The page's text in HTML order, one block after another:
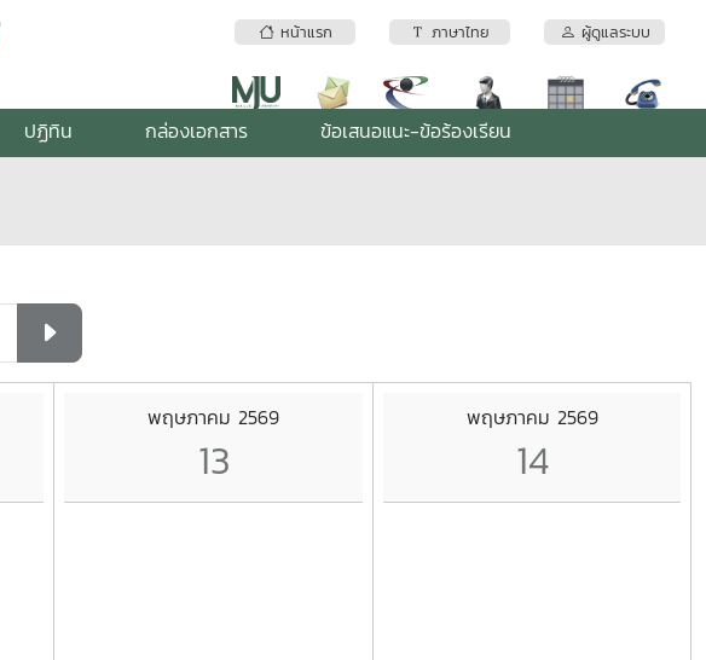
หน้าแรก ภาษาไทย ผู้ดูแลระบบ
ปฏิทิน กล่องเอกสาร ข้อเสนอแนะ-ข้อร้องเรียน
พฤษภาคม 2569
13
พฤษภาคม 2569
14